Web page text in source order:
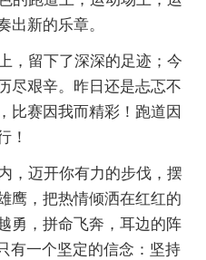
出新的乐章。
，留下了深深的足迹；今
尽艰辛。昨日还是忐忑不
比赛因我而精彩！跑道因
！
，迈开你有力的步伐，摆
鹰，把热情倾洒在红红的
勇，拼命飞奔，耳边的阵
有一个坚定的信念：坚持